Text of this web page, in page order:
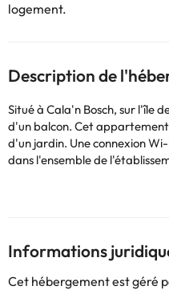
logement.
Description de
Situé à Cala'n Bosch, sur l'île
d'un balcon. Cet
d'un jardin. Une connexion
dans l'ensemble de
lave-linge ainsi qu'une
également d'une télévision.
dispose d'une entrée privée. Le Blue Moon se trouve à 2,6 km de
la plage de Son Xoriguer et à
Informations
Cet hébergement est géré